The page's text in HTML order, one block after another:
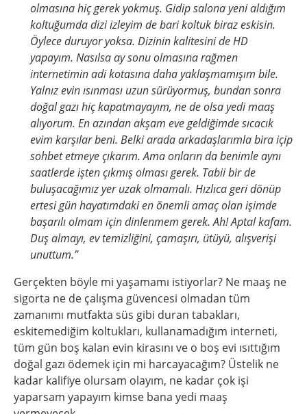
olmasına hiç gerek yokmuş. Gidip salona yeni aldığım
koltuğumda dizi izleyim de bari koltuk biraz eskisin.
Öylece duruyor yoksa. Dizinin kalitesini de HD
yapayım. Nasılsa ay sonu olmasına rağmen
internetimin adi kotasına daha yaklaşmamışım bile.
Yalnız evin ısınması uzun sürüyormuş, bundan sonra
doğal gazı hiç kapatmayayım, ne de olsa yedi maaş
alıyorum. En azından akşam eve geldiğimde sıcacık
evim karşılar beni. Belki arada arkadaşlarımla bira içip
sohbet etmeye çıkarım. Ama onların da benimle aynı
saatlerde işten çıkmış olması gerek. Tabii bir de
buluşacağımız yer uzak olmamalı. Hızlıca geri dönüp
ertesi gün hayatımdaki en önemli amaç olan işimde
başarılı olmam için dinlenmem gerek. Ah! Aptal kafam.
Duş almayı, ev temizliğini, çamaşırı, ütüyü, alışverişi
unuttum.”
Gerçekten böyle mi yaşamamı istiyorlar? Ne maaş ne
sigorta ne de çalışma güvencesi olmadan tüm
zamanımı mutfakta süs gibi duran tabakları,
eskitemediğim koltukları, kullanamadığım interneti,
tüm gün boş kalan evin kirasını ve o boş evi ısıttığım
doğal gazı ödemek için mi harcayacağım? Üstelik ne
kadar kalifiye olursam olayım, ne kadar çok işi
yaparsam yapayım kimse bana yedi maaş